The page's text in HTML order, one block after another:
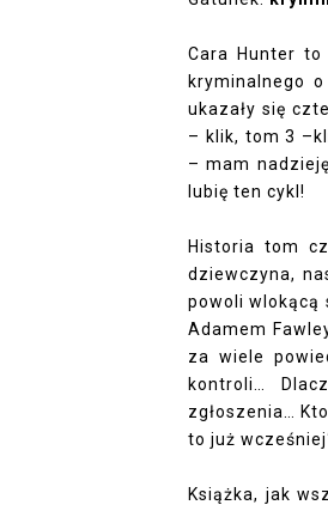
Cara Hunter
kryminalnego
ukazały się
– klik, tom 3
– mam
lubię ten cykl!
Historia tom
dziewczyna,
powoli wlokącą
Adamem
za wiele
kontroli…
zgłoszenia…
to już
Książka, jak